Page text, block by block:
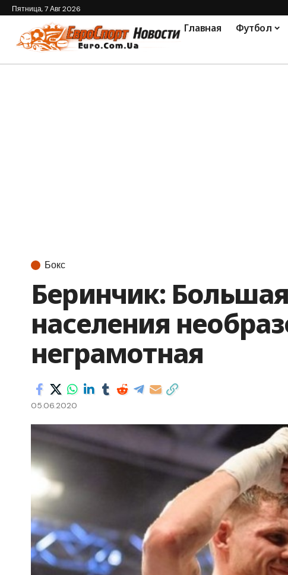
Пятница, 7 Авг 2026
Главная Футбол
Бокс
Беринчик:
населения
неграмотная
05.06.2020